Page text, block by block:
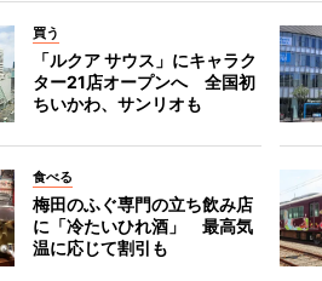
買う
「ルクア サウス」にキャラク
ター21店オープンへ 全国初
ちいかわ、サンリオも
食べる
梅田のふぐ専門の立ち飲み店
に「冷たいひれ酒」 最高気
温に応じて割引も